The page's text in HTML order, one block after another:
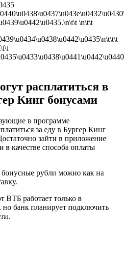
\n\t\t
расплатиться в
Кинг бонусами
в программе
за еду в Бургер Кинг
зайти в приложение
в качестве способа оплаты
рубли можно как на
ВТБ работает только в
банк планирует подключить